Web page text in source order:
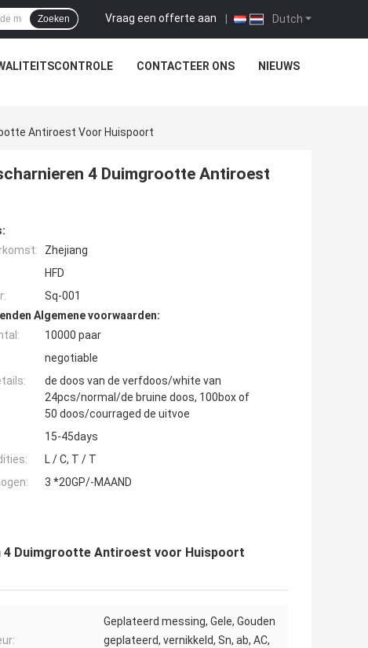
Dutch
Vraag een offerte aan |
Zoeken
CONTACTEER ONS NIEUWS
Antiroest Voor Huispoort
4 Duimgrootte Antiroest
Zhejiang
HFD
Sq-001
Algemene voorwaarden:
10000 paar
negotiable
de doos van de verfdoos/white van
24pcs/normal/de bruine doos, 100box of
50 doos/courraged de uitvoe
15-45days
L / C, T / T
3 *20GP/-MAAND
4 Duimgrootte Antiroest voor Huispoort
Geplateerd messing, Gele, Gouden
geplateerd, vernikkeld, Sn, ab, AC,